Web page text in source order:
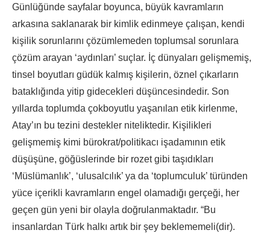
Günlüğünde sayfalar boyunca, büyük kavramların
arkasına saklanarak bir kimlik edinmeye çalışan, kendi
kişilik sorunlarını çözümlemeden toplumsal sorunlara
çözüm arayan ‘aydınları’ suçlar. İç dünyaları gelişmemiş,
tinsel boyutları güdük kalmış kişilerin, öznel çıkarların
bataklığında yitip gidecekleri düşüncesindedir. Son
yıllarda toplumda çokboyutlu yaşanılan etik kirlenme,
Atay’ın bu tezini destekler niteliktedir. Kişilikleri
gelişmemiş kimi bürokrat/politikacı işadamının etik
düşüşüne, göğüslerinde bir rozet gibi taşıdıkları
‘Müslümanlık’, ‘ulusalcılık’ ya da ‘toplumculuk’ türünden
yüce içerikli kavramların engel olamadığı gerçeği, her
geçen gün yeni bir olayla doğrulanmaktadır. “Bu
insanlardan Türk halkı artık bir şey beklememeli(dir).